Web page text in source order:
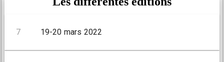
7 19-20 mars 2022